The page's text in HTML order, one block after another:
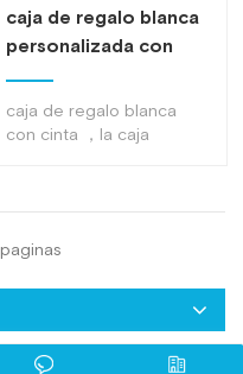
caja de regalo blanca
personalizada con
cinta caja de cierre de
cintas
caja de regalo blanca
con cinta ，la caja
perfecto, adecuado para
de regalo展开收起展开收
paginas